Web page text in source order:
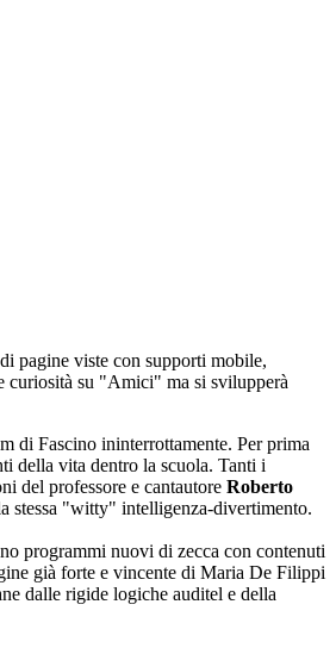
pagine viste con supporti mobile,
curiosità su "Amici" ma si svilupperà
di Fascino ininterrottamente. Per prima
della vita dentro la scuola. Tanti i
del professore e cantautore Roberto
stessa "witty" intelligenza-divertimento.
programmi nuovi di zecca con contenuti
già forte e vincente di Maria De Filippi
dalle rigide logiche auditel e della